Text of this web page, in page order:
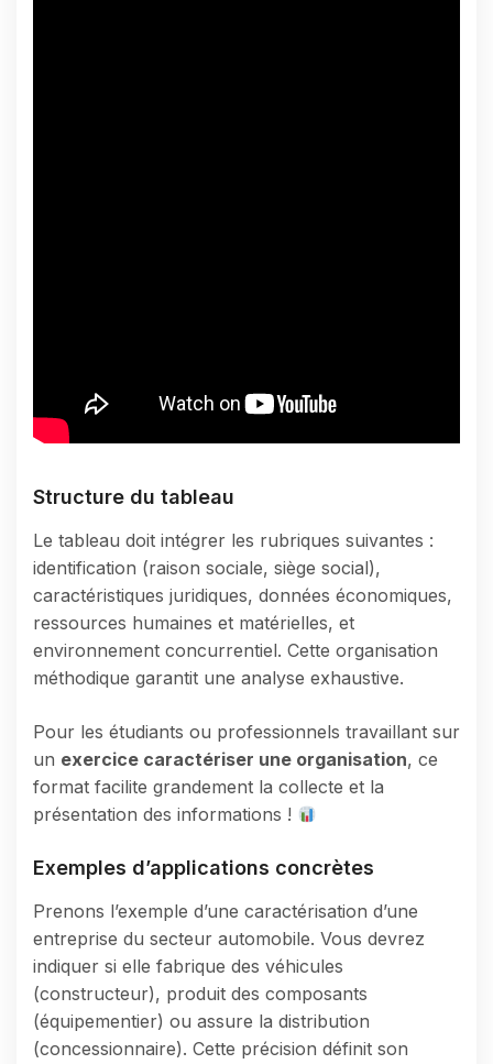
Structure du tableau
Le tableau doit intégrer les rubriques suivantes :
identification (raison sociale, siège social),
caractéristiques juridiques, données économiques,
ressources humaines et matérielles, et
environnement concurrentiel. Cette organisation
méthodique garantit une analyse exhaustive.
Pour les étudiants ou professionnels travaillant sur
un exercice caractériser une organisation, ce
format facilite grandement la collecte et la
présentation des informations !
Exemples d’applications concrètes
Prenons l’exemple d’une caractérisation d’une
entreprise du secteur automobile. Vous devrez
indiquer si elle fabrique des véhicules
(constructeur), produit des composants
(équipementier) ou assure la distribution
(concessionnaire). Cette précision définit son